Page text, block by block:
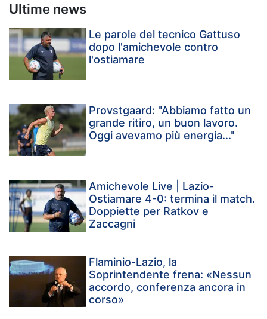
Ultime news
Le parole del tecnico Gattuso
dopo l'amichevole contro
l'ostiamare
Provstgaard: "Abbiamo fatto un
grande ritiro, un buon lavoro.
Oggi avevamo più energia..."
Amichevole Live | Lazio-
Ostiamare 4-0: termina il match.
Doppiette per Ratkov e
Zaccagni
Flaminio-Lazio, la
Soprintendente frena: «Nessun
accordo, conferenza ancora in
corso»